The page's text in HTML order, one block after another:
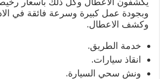
وبجودة عمل كبيرة وسرعة فائقة في
وكشف الاعطال.
خدمة الطريق.
انقاذ سيارات.
ونش سحي السيارة.